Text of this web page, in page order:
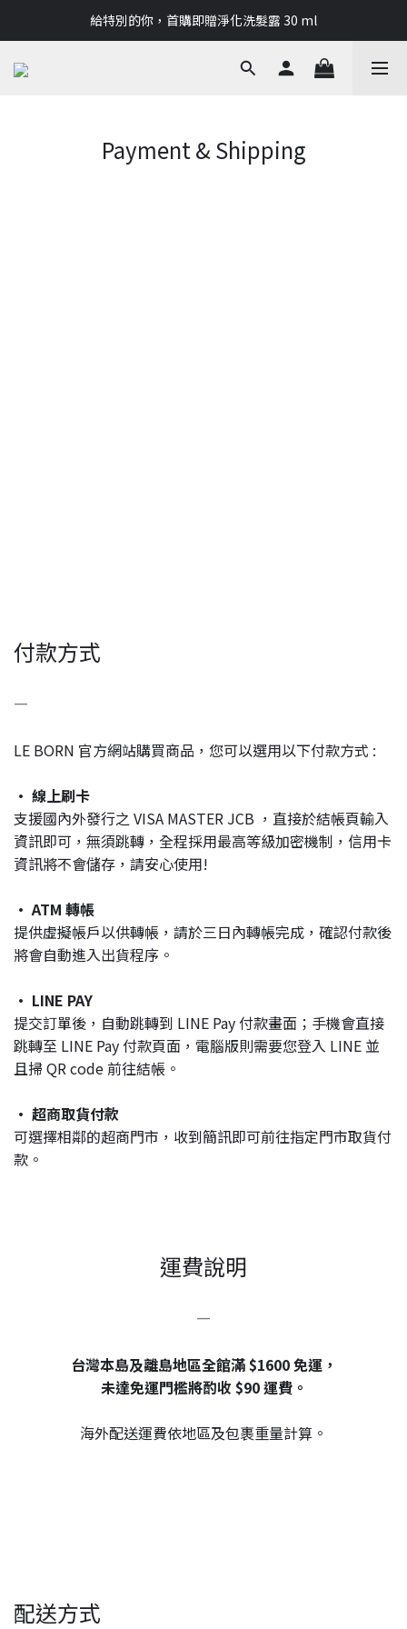
讓LE BORN成為你的夏季✨指定商品單件85折兩件8折
給特別的你，首購即贈淨化洗髮露 30 ml
讓LE BORN成為你的夏季✨指定商品單件85折兩件8折
Payment & Shipping
付款方式
—
LE BORN 官方網站購買商品，您可以選用以下付款方式 :
· 線上刷卡
支援國內外發行之 VISA MASTER JCB ，直接於結帳頁輸入
資訊即可，無須跳轉，全程採用最高等級加密機制，信用卡
資訊將不會儲存，請安心使用!
· ATM 轉帳
提供虛擬帳戶以供轉帳，請於三日內轉帳完成，確認付款後
將會自動進入出貨程序。
· LINE PAY
提交訂單後，自動跳轉到 LINE Pay 付款畫面；手機會直接
跳轉至 LINE Pay 付款頁面，電腦版則需要您登入 LINE 並
且掃 QR code 前往結帳。
· 超商取貨付款
可選擇相鄰的超商門市，收到簡訊即可前往指定門市取貨付
款。
運費說明
—
台灣本島及離島地區全館滿 $1600 免運，
未達免運門檻將酌收 $90 運費。
海外配送運費依地區及包裹重量計算。
配送方式